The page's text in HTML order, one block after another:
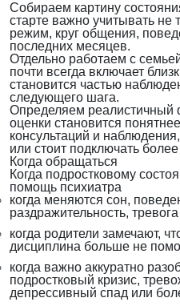
Собираем картину
старте важно учитывать не
режим, круг общения,
последних месяцев.
Отдельно работаем с
почти всегда включает
становится частью
следующего шага.
Определяем
оценки становится
консультаций и
или стоит подключать
Когда обращаться
Когда подростковому
помощь психиатра
когда меняются сон,
раздражительность,
когда родители замечают,
дисциплина больше не
когда важно аккуратно
подростковый кризис,
депрессивный спад или